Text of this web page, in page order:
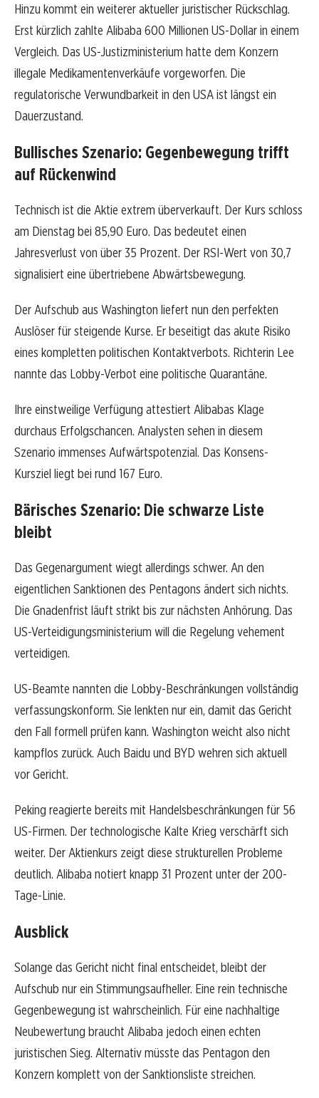
Hinzu kommt ein weiterer aktueller juristischer Rückschlag.
Erst kürzlich zahlte Alibaba 600 Millionen US-Dollar in einem
Vergleich. Das US-Justizministerium hatte dem Konzern
illegale Medikamentenverkäufe vorgeworfen. Die
regulatorische Verwundbarkeit in den USA ist längst ein
Dauerzustand.
Bullisches Szenario: Gegenbewegung trifft
auf Rückenwind
Technisch ist die Aktie extrem überverkauft. Der Kurs schloss
am Dienstag bei 85,90 Euro. Das bedeutet einen
Jahresverlust von über 35 Prozent. Der RSI-Wert von 30,7
signalisiert eine übertriebene Abwärtsbewegung.
Der Aufschub aus Washington liefert nun den perfekten
Auslöser für steigende Kurse. Er beseitigt das akute Risiko
eines kompletten politischen Kontaktverbots. Richterin Lee
nannte das Lobby-Verbot eine politische Quarantäne.
Ihre einstweilige Verfügung attestiert Alibabas Klage
durchaus Erfolgschancen. Analysten sehen in diesem
Szenario immenses Aufwärtspotenzial. Das Konsens-
Kursziel liegt bei rund 167 Euro.
Bärisches Szenario: Die schwarze Liste
bleibt
Das Gegenargument wiegt allerdings schwer. An den
eigentlichen Sanktionen des Pentagons ändert sich nichts.
Die Gnadenfrist läuft strikt bis zur nächsten Anhörung. Das
US-Verteidigungsministerium will die Regelung vehement
verteidigen.
US-Beamte nannten die Lobby-Beschränkungen vollständig
verfassungskonform. Sie lenkten nur ein, damit das Gericht
den Fall formell prüfen kann. Washington weicht also nicht
kampflos zurück. Auch Baidu und BYD wehren sich aktuell
vor Gericht.
Peking reagierte bereits mit Handelsbeschränkungen für 56
US-Firmen. Der technologische Kalte Krieg verschärft sich
weiter. Der Aktienkurs zeigt diese strukturellen Probleme
deutlich. Alibaba notiert knapp 31 Prozent unter der 200-
Tage-Linie.
Ausblick
Solange das Gericht nicht final entscheidet, bleibt der
Aufschub nur ein Stimmungsaufheller. Eine rein technische
Gegenbewegung ist wahrscheinlich. Für eine nachhaltige
Neubewertung braucht Alibaba jedoch einen echten
juristischen Sieg. Alternativ müsste das Pentagon den
Konzern komplett von der Sanktionsliste streichen.